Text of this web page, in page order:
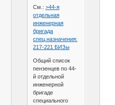
См.: >44-я
отдельная
инженерная
бригада
спец.назначения:
217-221 БИЗы
Общий список
пензенцев по 44-
й отдельной
инженерной
бригаде
специального